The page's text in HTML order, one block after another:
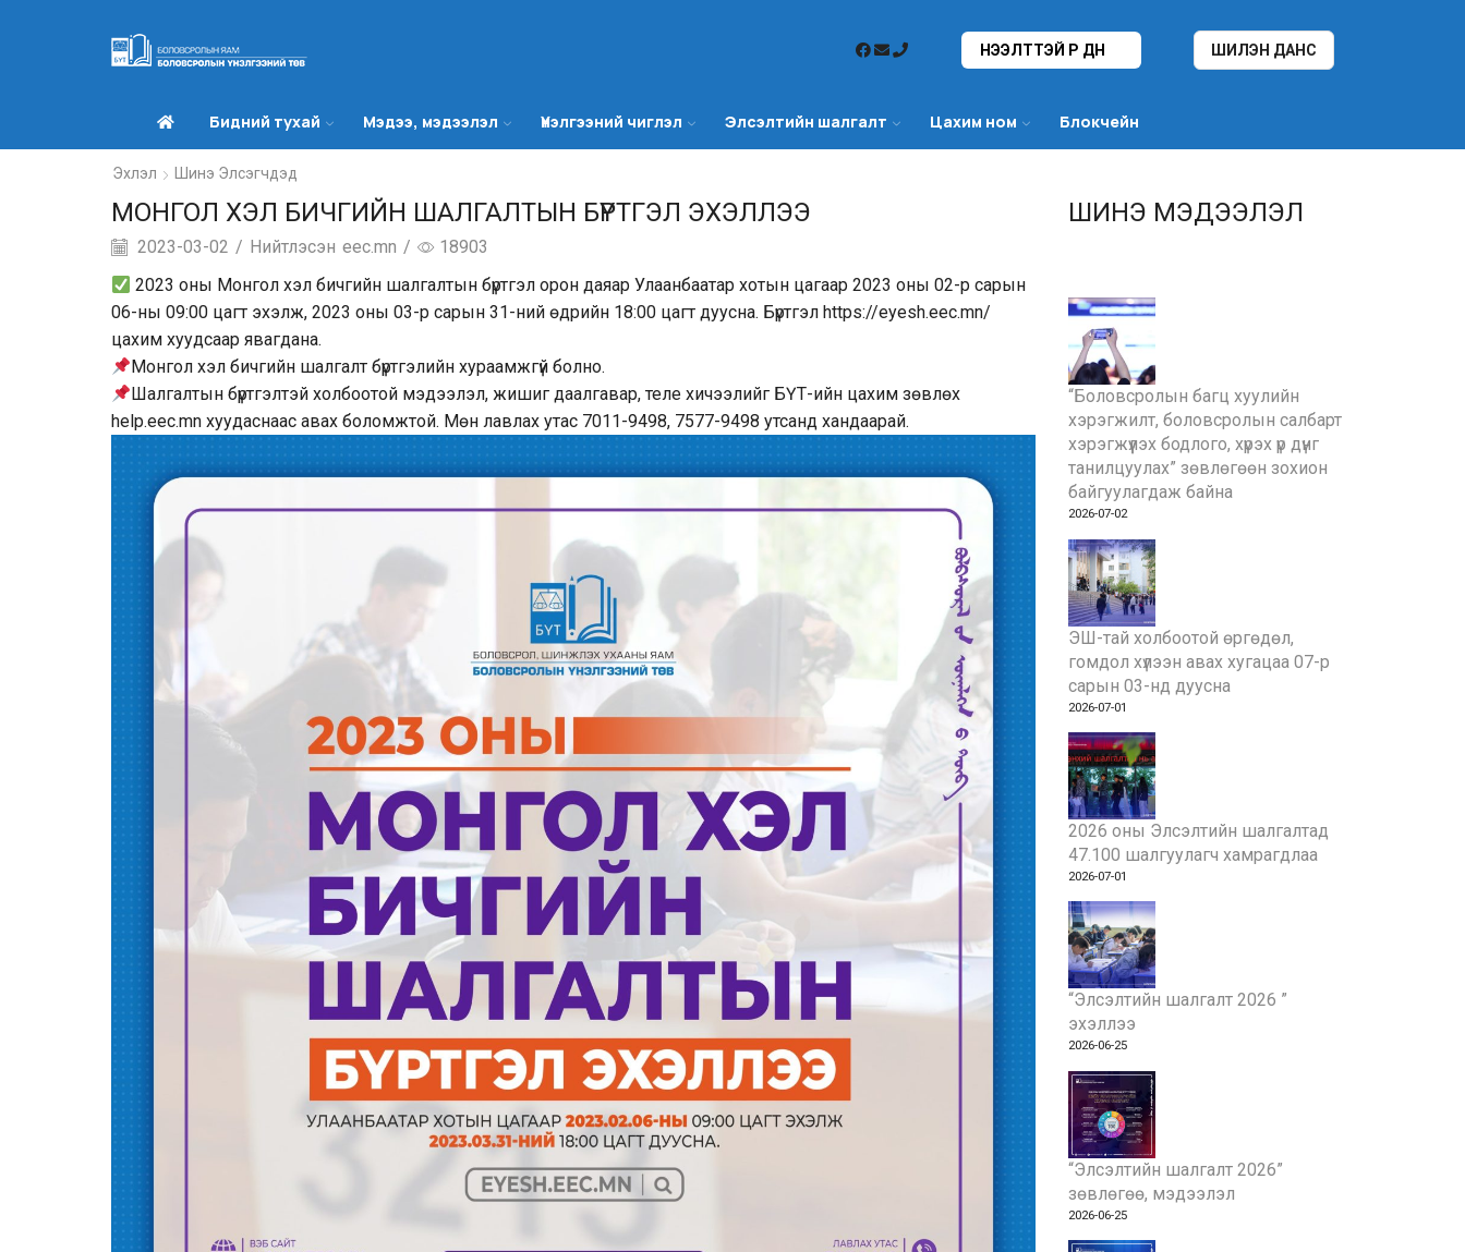
НЭЭЛТТЭЙ ҮР ДҮН ШИЛЭН ДАНС
Бидний тухай Мэдээ, мэдээлэл Үнэлгээний чиглэл Элсэлтийн шалгалт Цахим ном Блокчейн
Эхлэл Шинэ Элсэгчдэд
МОНГОЛ ХЭЛ БИЧГИЙН ШАЛГАЛТЫН БҮРТГЭЛ ЭХЭЛЛЭЭ
2023-03-02 / Нийтлэсэн eec.mn /
18903
2023 оны Монгол хэл бичгийн шалгалтын бүртгэл орон даяар Улаанбаатар хотын цагаар 2023 оны 02-р сарын
06-ны 09:00 цагт эхэлж, 2023 оны 03-р сарын 31-ний өдрийн 18:00 цагт дуусна. Бүртгэл https://eyesh.eec.mn/
цахим хуудсаар явагдана.
Монгол хэл бичгийн шалгалт бүртгэлийн хураамжгүй болно.
Шалгалтын бүртгэлтэй холбоотой мэдээлэл, жишиг даалгавар, теле хичээлийг БҮТ-ийн цахим зөвлөх
help.eec.mn хуудаснаас авах боломжтой. Мөн лавлах утас 7011-9498, 7577-9498 утсанд хандаарай.
ШИНЭ МЭДЭЭЛЭЛ
“Боловсролын багц хуулийн
хэрэгжилт, боловсролын салбарт
хэрэгжүүлэх бодлого, хүрэх үр дүнг
танилцуулах” зөвлөгөөн зохион
байгуулагдаж байна
2026-07-02
ЭШ-тай холбоотой өргөдөл,
гомдол хүлээн авах хугацаа 07-р
сарын 03-нд дуусна
2026-07-01
2026 оны Элсэлтийн шалгалтад
47.100 шалгуулагч хамрагдлаа
2026-07-01
“Элсэлтийн шалгалт 2026 ”
эхэллээ
2026-06-25
“Элсэлтийн шалгалт 2026”
зөвлөгөө, мэдээлэл
2026-06-25